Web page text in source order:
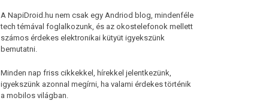
A NapiDroid.hu nem csak egy Andriod blog, mindenféle
tech témával foglalkozunk, és az okostelefonok mellett
számos érdekes elektronikai kütyüt igyekszünk
bemutatni.
Minden nap friss cikkekkel, hírekkel jelentkezünk,
igyekszünk azonnal megírni, ha valami érdekes történik
a mobilos világban.